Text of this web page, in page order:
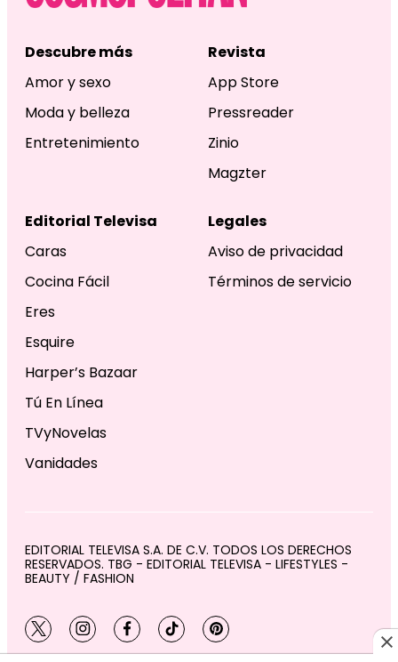
Descubre más
Amor y sexo
Moda y belleza
Entretenimiento
Revista
App Store
Pressreader
Zinio
Magzter
Editorial Televisa
Caras
Cocina Fácil
Eres
Esquire
Harper’s Bazaar
Tú En Línea
TVyNovelas
Vanidades
Legales
Aviso de privacidad
Términos de servicio
EDITORIAL TELEVISA S.A. DE C.V. TODOS LOS DERECHOS
RESERVADOS. TBG - EDITORIAL TELEVISA - LIFESTYLES -
BEAUTY / FASHION
twitterinstagram
facebooktiktokpinterest